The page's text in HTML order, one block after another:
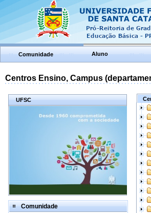
Comunidade Aluno
Centros Ensino, Campus
UFSC
Comunidade